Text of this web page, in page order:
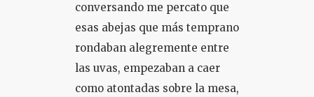
conversando me percato que
esas abejas que más temprano
rondaban alegremente entre
las uvas, empezaban a caer
como atontadas sobre la mesa,